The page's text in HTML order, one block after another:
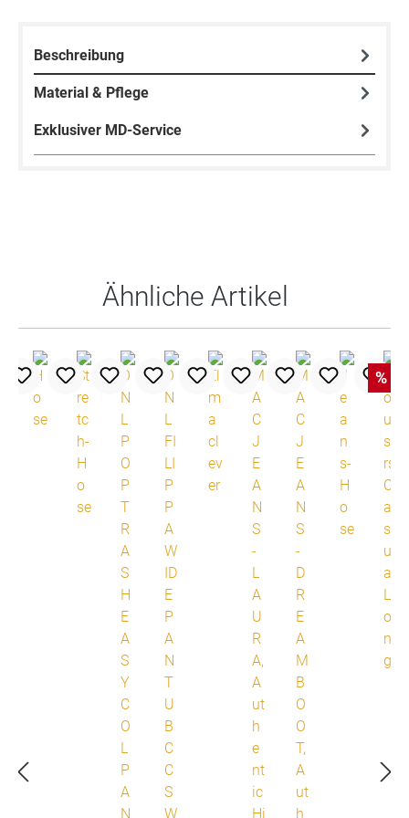
Beschreibung
Material & Pflege
Exklusiver MD-Service
Ähnliche Artikel
%